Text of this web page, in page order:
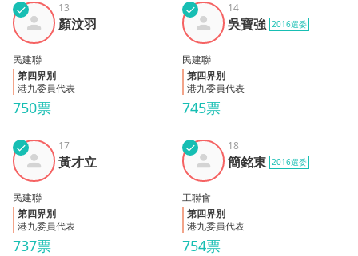
顏汶
羽
✓
750票
13
顏汶羽
民建聯
第四界別
港九委員代表
吳寶
強
✓
745票
14
吳寶強 2016選委
民建聯
第四界別
港九委員代表
黃才
立
✓
737票
17
黃才立
民建聯
第四界別
港九委員代表
簡銘
東
✓
754票
18
簡銘東 2016選委
工聯會
第四界別
港九委員代表